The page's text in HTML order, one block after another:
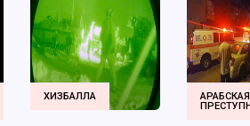
ХИЗБАЛЛА
АРАБСКАЯ